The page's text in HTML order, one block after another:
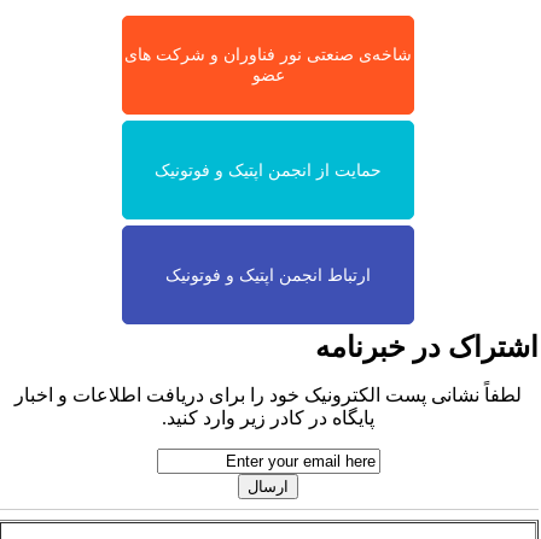
شاخه‌ی صنعتی نور فناوران و شرکت های
عضو
حمایت از انجمن اپتیک و فوتونیک
ارتباط انجمن اپتیک و فوتونیک
در خبرنامه
لطفاً نشانی پست الکترونیک خود را برای دریافت اطلاعات و اخبار
پایگاه در کادر زیر وارد کنید.